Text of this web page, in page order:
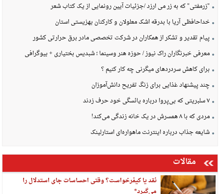
"زرمفتی" که به زر می ارزد /جزئیات آیین رونمایی از یک کتاب شعر
خداحافظی آریا با بدرقه اشک معلولان و کارکنان بهزیستی استان
پیام تقدیر و تشکر از همکاران در شرکت تخصصی مادر برق حرارتی کشور
معرفی خبرنگاران راک نیوز / حوزه هنر وسینما ؛ شبدیس بختیاری + بیوگرافی
برای کاهش سردردهای میگرنی چه کار کنیم ؟
چند پیشنهاد غذایی برای زنگ تفریح دانش‌آموزان
۷ سلبریتی که بی‌پروا درباره یائسگی خود حرف زدند
مردی که با ۸ همسرش در یک خانه زندگی می‌کند!
شایعه جذاب درباره اینترنت ماهواره‌ای استارلینک
مقالات
نقد یا کیفرخواست؟ وقتی احساسات جای استدلال را
می‌گیرد*